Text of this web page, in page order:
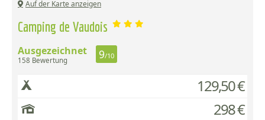
Camping de Vaudois
Auf der Karte anzeigen
Ausgezeichnet
158 Bewertung 9/10
129,50 €
298 €